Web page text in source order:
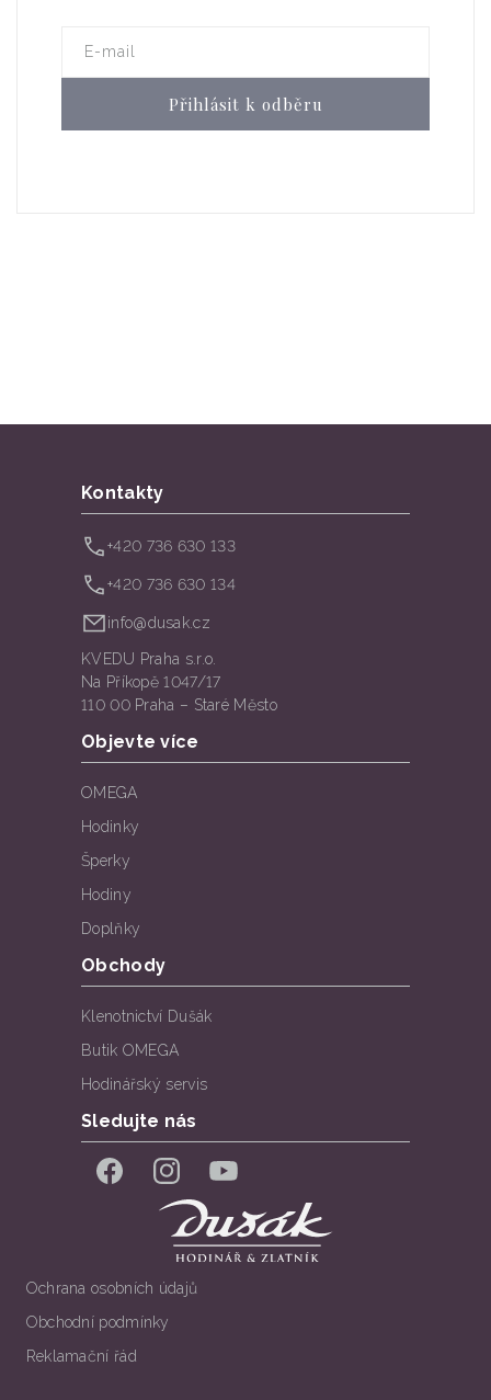
E-mail
Přihlásit k odběru
Kontakty
+420 736 630 133
+420 736 630 134
info@dusak.cz
KVEDU Praha s.r.o.
Na Příkopě 1047/17
110 00 Praha – Staré Město
Objevte více
OMEGA
Hodinky
Šperky
Hodiny
Doplňky
Obchody
Klenotnictví Dušák
Butik OMEGA
Hodinářský servis
Sledujte nás
FacebookInstagramYouTube
Ochrana osobních údajů
Obchodní podmínky
Reklamační řád